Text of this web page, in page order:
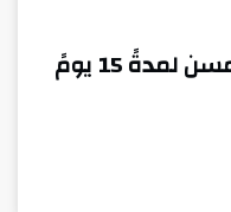
مطلوب عاملةً لرعاية رجل مسن لمدةً 15 يومً